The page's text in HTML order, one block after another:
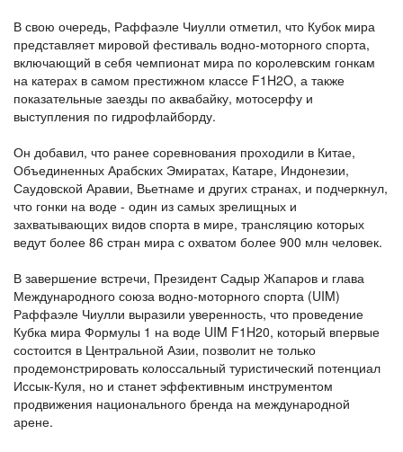
В свою очередь, Раффаэле Чиулли отметил, что Кубок мира
представляет мировой фестиваль водно-моторного спорта,
включающий в себя чемпионат мира по королевским гонкам
на катерах в самом престижном классе F1H2O, а также
показательные заезды по аквабайку, мотосерфу и
выступления по гидрофлайборду.
Он добавил, что ранее соревнования проходили в Китае,
Объединенных Арабских Эмиратах, Катаре, Индонезии,
Саудовской Аравии, Вьетнаме и других странах, и подчеркнул,
что гонки на воде - один из самых зрелищных и
захватывающих видов спорта в мире, трансляцию которых
ведут более 86 стран мира с охватом более 900 млн человек.
В завершение встречи, Президент Садыр Жапаров и глава
Международного союза водно-моторного спорта (UIM)
Раффаэле Чиулли выразили уверенность, что проведение
Кубка мира Формулы 1 на воде UIM F1H20, который впервые
состоится в Центральной Азии, позволит не только
продемонстрировать колоссальный туристический потенциал
Иссык-Куля, но и станет эффективным инструментом
продвижения национального бренда на международной
арене.